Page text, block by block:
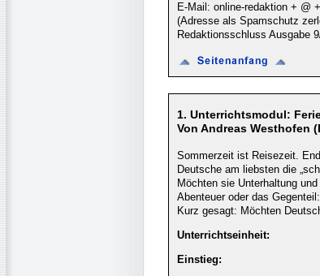
E-Mail: online-redaktion + @
(Adresse als Spamschutz
Redaktionsschluss Ausgabe
1. Unterrichtsmodul:
Von Andreas Westhofen
Sommerzeit ist Reisezeit.
Deutsche am liebsten die
Möchten sie Unterhaltung
Abenteuer oder das
Kurz gesagt: Möchten
Unterrichtseinheit:
Einstieg: